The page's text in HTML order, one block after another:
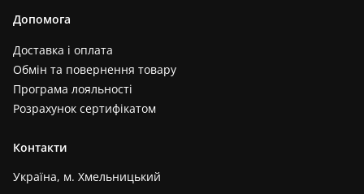
Допомога
Доставка і оплата
Обмін та повернення товару
Програма лояльності
Розрахунок сертифікатом
Контакти
Україна, м. Хмельницький